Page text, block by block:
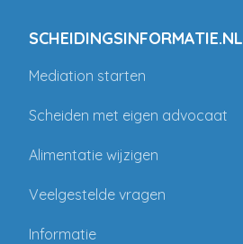
SCHEIDINGSINFORMATIE.NL
Mediation starten
Scheiden met eigen advocaat
Alimentatie wijzigen
Veelgestelde vragen
Informatie